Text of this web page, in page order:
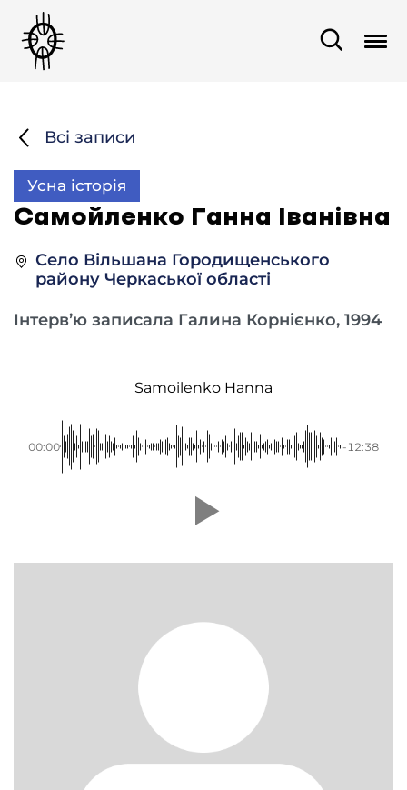
Всі записи
Усна історія
Самойленко Ганна Іванівна
Село Вільшана Городищенського
району Черкаської області
Інтерв’ю записала Галина Корнієнко, 1994
Samoilenko Hanna
00:00 -12:38